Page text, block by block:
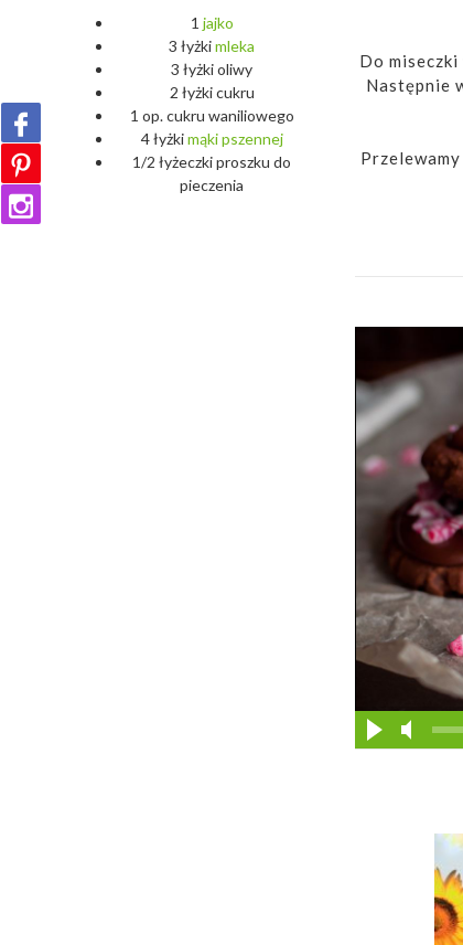
1 jajko
3 łyżkimleka
3 łyżki oliwy
2 łyżki cukru
1 op. cukru waniliowego
4 łyżkimąki pszennej
1/2 łyżeczki proszku do
pieczenia
Do miseczki
Następnie